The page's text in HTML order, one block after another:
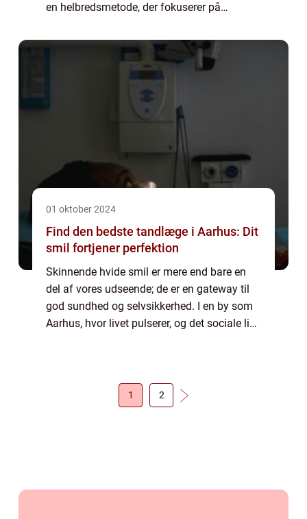
en helbredsmetode, der fokuserer på
af mekanis...
01 oktober 2024
Find den bedste tandlæge i Aarhus: Dit
smil fortjener perfektion
Skinnende hvide smil er mere end bare en
del af vores udseende; de er en gateway til
god sundhed og selvsikkerhed. I en by som
Aarhus, hvor livet pulserer, og det sociale liv
1 2